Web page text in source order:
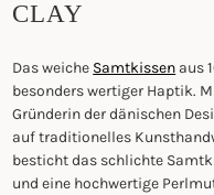
CLAY
Das weiche Samtkissen aus
besonders wertiger Haptik.
Gründerin der dänischen
auf traditionelles
besticht das schlichte
und eine hochwertige